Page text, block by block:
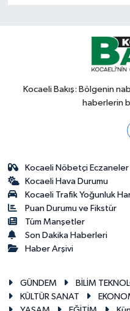
Kocaeli Bakış: Bölgenin
haberlerin
Kocaeli Nöbetçi Eczaneler
Kocaeli Hava Durumu
Kocaeli Trafik Yoğunluk
Puan Durumu ve Fikstür
Tüm Manşetler
Son Dakika Haberleri
Haber Arşivi
GÜNDEM BİLİM
KÜLTÜR SANAT